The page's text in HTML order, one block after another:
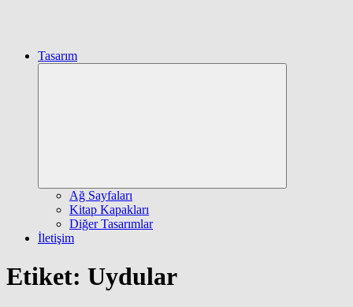
Tasarım
Ağ Sayfaları
Kitap Kapakları
Diğer Tasarımlar
İletişim
Etiket: Uydular